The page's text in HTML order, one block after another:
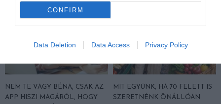
CONFIRM
Data Deletion Data Access Privacy Policy
NEM TE VAGY BÉNA, CSAK AZ
APP HISZI MAGÁRÓL, HOGY
MIT EGYÜNK, HA 70 FELETT IS
SZERETNÉNK ÖNÁLLÓAN